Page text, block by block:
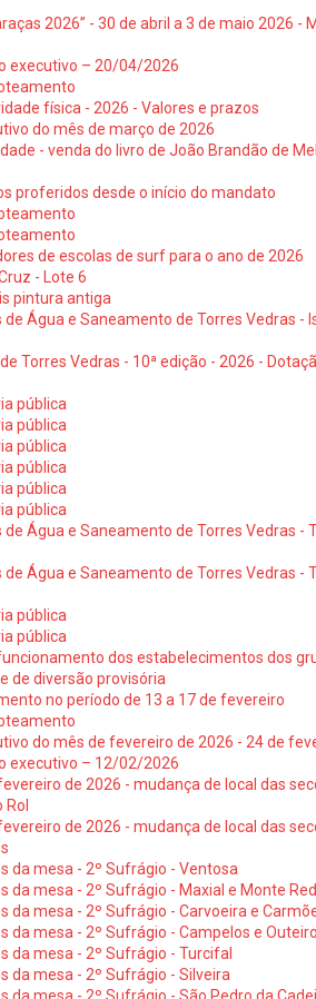
2026” - 30 de abril a 3 de maio 2026 -
executivo – 20/04/2026
física - 2026 - Valores e prazos
do mês de março de 2026
- venda do livro de João Brandão de
proferidos desde o início do mandato
de escolas de surf para o ano de 2026
- Lote 6
pintura antiga
Água e Saneamento de Torres Vedras -
Torres Vedras - 10ª edição - 2026 -
pública
pública
pública
pública
pública
pública
Água e Saneamento de Torres Vedras -
Água e Saneamento de Torres Vedras -
pública
pública
dos estabelecimentos dos
de diversão provisória
no período de 13 a 17 de fevereiro
do mês de fevereiro de 2026 - 24 de
executivo – 12/02/2026
de 2026 - mudança de local das
de 2026 - mudança de local das
da mesa - 2º Sufrágio - Ventosa
da mesa - 2º Sufrágio - Maxial e Monte
da mesa - 2º Sufrágio - Carvoeira e
da mesa - 2º Sufrágio - Campelos e
da mesa - 2º Sufrágio - Turcifal
da mesa - 2º Sufrágio - Silveira